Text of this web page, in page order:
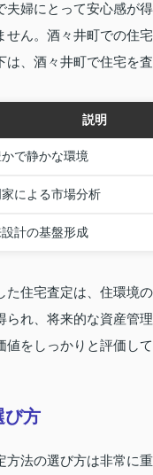
夫婦にとって安心感が
せん。酒々井町での住
、酒々井町で住宅を
説明
で静かな環境
による市場分析
計の基盤形成
住宅査定は、住環境
られ、将来的な資産管
をしっかりと評価し
び方
方法の選び方は非常に